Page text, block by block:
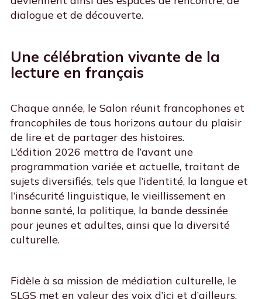
dialogue et de découverte.
Une célébration vivante de la
lecture en français
Chaque année, le Salon réunit francophones et
francophiles de tous horizons autour du plaisir
de lire et de partager des histoires.
L’édition 2026 mettra de l’avant une
programmation variée et actuelle, traitant de
sujets diversifiés, tels que l’identité, la langue et
l’insécurité linguistique, le vieillissement en
bonne santé, la politique, la bande dessinée
pour jeunes et adultes, ainsi que la diversité
culturelle.
Fidèle à sa mission de médiation culturelle, le
SLGS met en valeur des voix d’ici et d’ailleurs,